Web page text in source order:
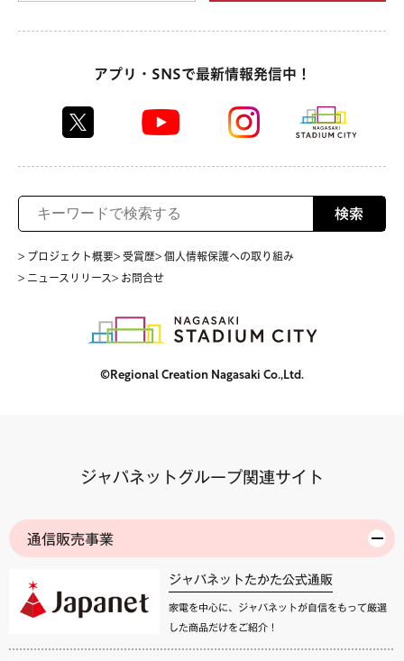
アプリ・SNSで最新情報発信中！
検索
> プロジェクト概要> 受賞歴> 個人情報保護への取り組み
> ニュースリリース> お問合せ
©Regional Creation Nagasaki Co.,Ltd.
ジャパネットグループ関連サイト
通信販売事業
ジャパネットたかた公式通販
家電を中心に、ジャパネットが自信をもって厳選
した商品だけをご紹介！